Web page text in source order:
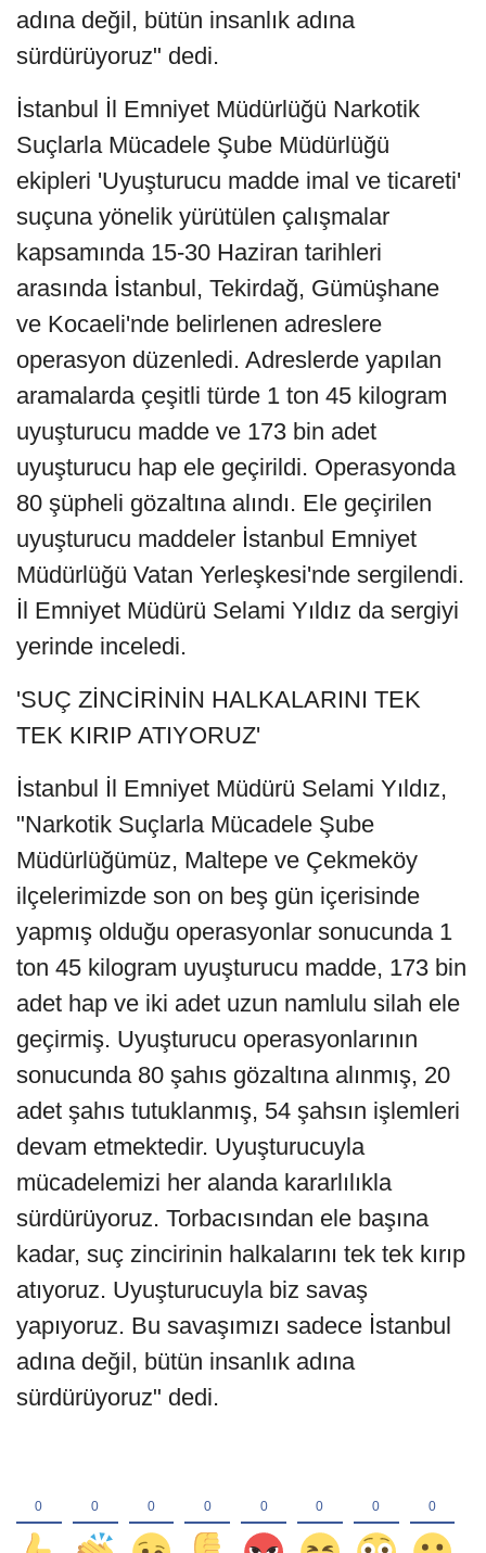
adına değil, bütün insanlık adına
sürdürüyoruz" dedi.
İstanbul İl Emniyet Müdürlüğü Narkotik
Suçlarla Mücadele Şube Müdürlüğü
ekipleri 'Uyuşturucu madde imal ve ticareti'
suçuna yönelik yürütülen çalışmalar
kapsamında 15-30 Haziran tarihleri
arasında İstanbul, Tekirdağ, Gümüşhane
ve Kocaeli'nde belirlenen adreslere
operasyon düzenledi. Adreslerde yapılan
aramalarda çeşitli türde 1 ton 45 kilogram
uyuşturucu madde ve 173 bin adet
uyuşturucu hap ele geçirildi. Operasyonda
80 şüpheli gözaltına alındı. Ele geçirilen
uyuşturucu maddeler İstanbul Emniyet
Müdürlüğü Vatan Yerleşkesi'nde sergilendi.
İl Emniyet Müdürü Selami Yıldız da sergiyi
yerinde inceledi.
'SUÇ ZİNCİRİNİN HALKALARINI TEK
TEK KIRIP ATIYORUZ'
İstanbul İl Emniyet Müdürü Selami Yıldız,
"Narkotik Suçlarla Mücadele Şube
Müdürlüğümüz, Maltepe ve Çekmeköy
ilçelerimizde son on beş gün içerisinde
yapmış olduğu operasyonlar sonucunda 1
ton 45 kilogram uyuşturucu madde, 173 bin
adet hap ve iki adet uzun namlulu silah ele
geçirmiş. Uyuşturucu operasyonlarının
sonucunda 80 şahıs gözaltına alınmış, 20
adet şahıs tutuklanmış, 54 şahsın işlemleri
devam etmektedir. Uyuşturucuyla
mücadelemizi her alanda kararlılıkla
sürdürüyoruz. Torbacısından ele başına
kadar, suç zincirinin halkalarını tek tek kırıp
atıyoruz. Uyuşturucuyla biz savaş
yapıyoruz. Bu savaşımızı sadece İstanbul
adına değil, bütün insanlık adına
sürdürüyoruz" dedi.